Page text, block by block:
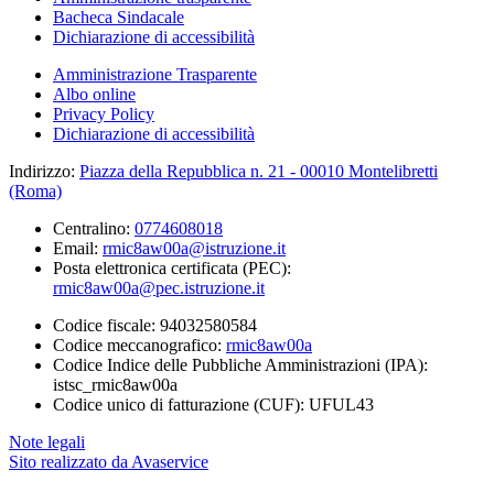
Bacheca Sindacale
Dichiarazione di accessibilità
Amministrazione Trasparente
Albo online
Privacy Policy
Dichiarazione di accessibilità
Indirizzo: Piazza della Repubblica n. 21 - 00010 Montelibretti
(Roma)
Centralino: 0774608018
Email: rmic8aw00a@istruzione.it
Posta elettronica certificata (PEC):
rmic8aw00a@pec.istruzione.it
Codice fiscale: 94032580584
Codice meccanografico: rmic8aw00a
Codice Indice delle Pubbliche Amministrazioni (IPA):
istsc_rmic8aw00a
Codice unico di fatturazione (CUF): UFUL43
Note legali
Sito realizzato da Avaservice